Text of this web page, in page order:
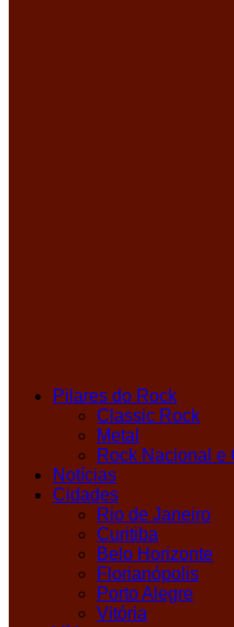
Pilares do Rock
Classic Rock
Metal
Rock Nacional e
Notícias
Cidades
Rio de Janeiro
Curitiba
Belo Horizonte
Florianópolis
Porto Alegre
Vitória